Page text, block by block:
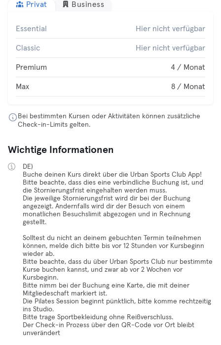
Privat Business
Essential Hier nicht verfügbar
Classic Hier nicht verfügbar
Premium 4 / Monat
Max 8 / Monat
Bei bestimmten Kursen oder Aktivitäten können zusätzliche
Check-in-Limits gelten.
Wichtige Informationen
DE)
Buche deinen Kurs direkt über die Urban Sports Club App!
Bitte beachte, dass dies eine verbindliche Buchung ist, und
die Stornierungsfrist eingehalten werden muss.
Die jeweilige Stornierungsfrist wird dir bei der Buchung
angezeigt. Andernfalls wird dir der Besuch von einem
monatlichen Besuchslimit abgezogen und in Rechnung
gestellt.
Solltest du nicht an deinem gebuchten Termin teilnehmen
können, melde dich bitte bis vor 12 Stunden vor Kursbeginn
wieder ab.
Bitte beachte, dass du über Urban Sports Club nur bestimmte
Kurse buchen kannst, und zwar ab vor 2 Wochen vor
Kursbeginn.
Bitte nimm bei der Buchung eine Karte, die mit deiner
Mitgliedeschaft markiert ist.
Die Pilates Session beginnt pünktlich, bitte komme rechtzeitig
ins Studio.
Bitte trage Sportbekleidung ohne Reißverschluss.
Der Check-in Prozess über den QR-Code vor Ort bleibt
unverändert